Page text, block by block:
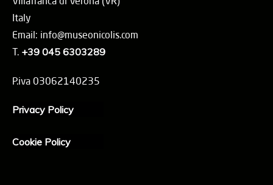
Italy
Email: info@museonicolis.com
T. +39 045 6303289
P.iva 03062140235
Privacy Policy
Cookie Policy